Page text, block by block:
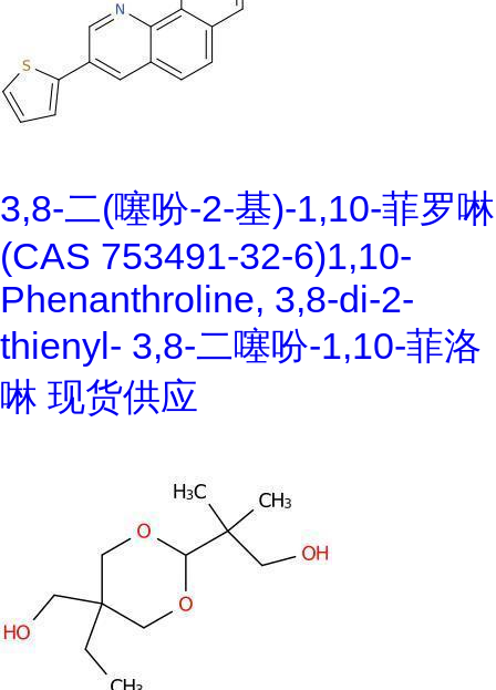
3,8-二(噻吩-2-基)-1,10-菲罗啉
(CAS 753491-32-6)1,10-
Phenanthroline, 3,8-di-2-
thienyl- 3,8-二噻吩-1,10-菲洛
啉 现货供应